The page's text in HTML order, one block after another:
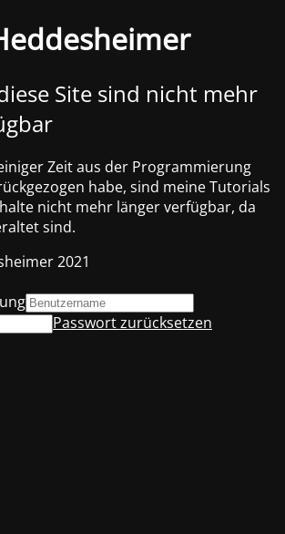
Site sind nicht mehr
Zeit aus der Programmierung
habe, sind meine Tutorials
nicht mehr länger verfügbar, da
sind.
2021
Passwort zurücksetzen